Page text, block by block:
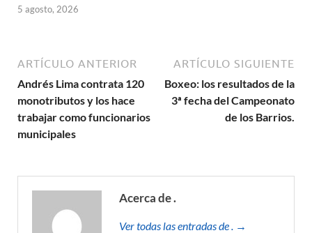
5 agosto, 2026
ARTÍCULO ANTERIOR
Andrés Lima contrata 120
monotributos y los hace
trabajar como funcionarios
municipales
ARTÍCULO SIGUIENTE
Boxeo: los resultados de la
3ª fecha del Campeonato
de los Barrios.
Acerca de .
Ver todas las entradas de . →